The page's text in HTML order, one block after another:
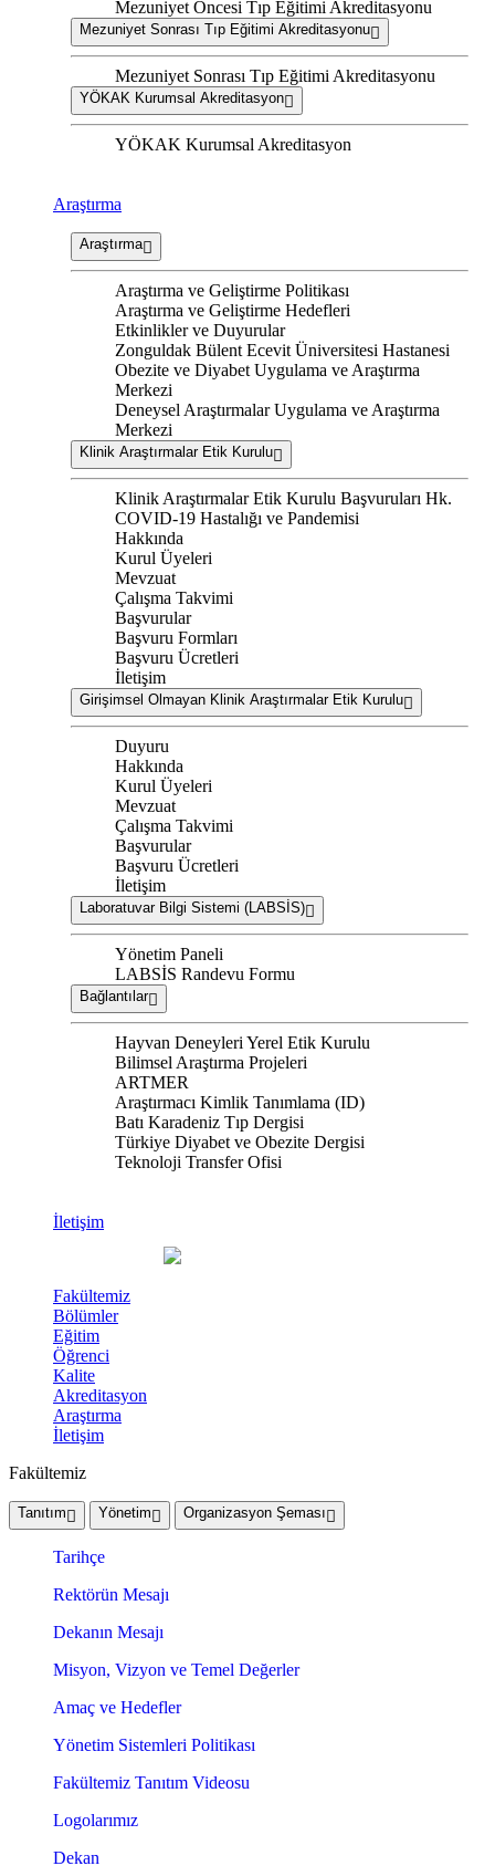
Mezuniyet Öncesi Tıp Eğitimi Akreditasyonu
Mezuniyet Sonrası Tıp Eğitimi Akreditasyonu
Mezuniyet Sonrası Tıp Eğitimi Akreditasyonu
YÖKAK Kurumsal Akreditasyon
YÖKAK Kurumsal Akreditasyon
Araştırma
Araştırma
Araştırma ve Geliştirme Politikası
Araştırma ve Geliştirme Hedefleri
Etkinlikler ve Duyurular
Zonguldak Bülent Ecevit Üniversitesi Hastanesi
Obezite ve Diyabet Uygulama ve Araştırma
Merkezi
Deneysel Araştırmalar Uygulama ve Araştırma
Merkezi
Klinik Araştırmalar Etik Kurulu
Klinik Araştırmalar Etik Kurulu Başvuruları Hk.
COVID-19 Hastalığı ve Pandemisi
Hakkında
Kurul Üyeleri
Mevzuat
Çalışma Takvimi
Başvurular
Başvuru Formları
Başvuru Ücretleri
İletişim
Girişimsel Olmayan Klinik Araştırmalar Etik Kurulu
Duyuru
Hakkında
Kurul Üyeleri
Mevzuat
Çalışma Takvimi
Başvurular
Başvuru Ücretleri
İletişim
Laboratuvar Bilgi Sistemi (LABSİS)
Yönetim Paneli
LABSİS Randevu Formu
Bağlantılar
Hayvan Deneyleri Yerel Etik Kurulu
Bilimsel Araştırma Projeleri
ARTMER
Araştırmacı Kimlik Tanımlama (ID)
Batı Karadeniz Tıp Dergisi
Türkiye Diyabet ve Obezite Dergisi
Teknoloji Transfer Ofisi
İletişim
Fakültemiz
Bölümler
Eğitim
Öğrenci
Kalite
Akreditasyon
Araştırma
İletişim
Fakültemiz
Tanıtım Yönetim Organizasyon Şeması
Tarihçe
Rektörün Mesajı
Dekanın Mesajı
Misyon, Vizyon ve Temel Değerler
Amaç ve Hedefler
Yönetim Sistemleri Politikası
Fakültemiz Tanıtım Videosu
Logolarımız
Dekan